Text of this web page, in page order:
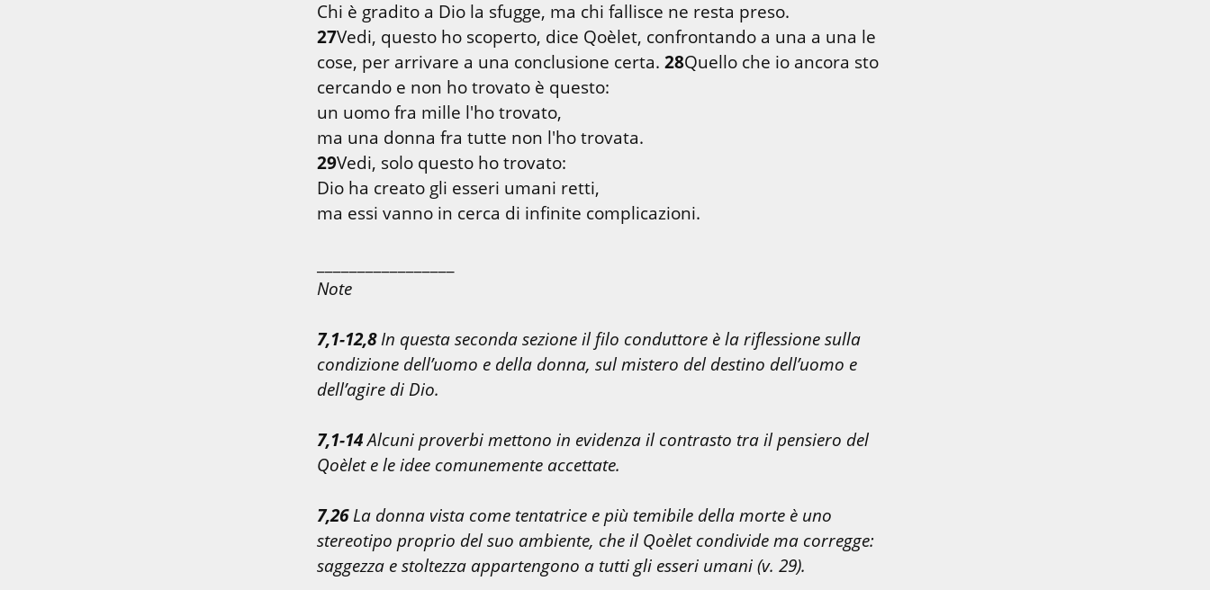
27Vedi, questo ho scoperto, dice Qoèlet, confrontando a una a una le
cose, per arrivare a una conclusione certa. 28Quello che io ancora sto
cercando e non ho trovato è questo:
un uomo fra mille l'ho trovato,
29Vedi, solo questo ho trovato:
Dio ha creato gli esseri umani retti,
ma essi vanno in cerca di infinite complicazioni.
Note
7,1-12,8 In questa seconda sezione il filo conduttore è la riflessione sulla
condizione dell’uomo e della donna, sul mistero del destino dell’uomo e
dell’agire di Dio.
7,1-14 Alcuni proverbi mettono in evidenza il contrasto tra il pensiero del
Qoèlet e le idee comunemente accettate.
7,26 La donna vista come tentatrice e più temibile della morte è uno
stereotipo proprio del suo ambiente, che il Qoèlet condivide ma corregge:
saggezza e stoltezza appartengono a tutti gli esseri umani (v. 29).